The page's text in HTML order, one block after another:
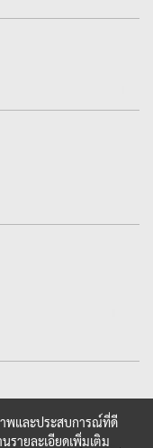
าพและประสบการณ์ที่ดี
รายละเอียดเพิ่มเติม